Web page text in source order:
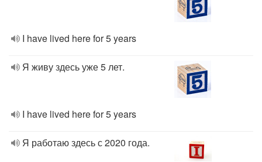
I have lived here for 5 years
Я живу здесь уже 5 лет.
I have lived here for 5 years
Я работаю здесь с 2020 года.